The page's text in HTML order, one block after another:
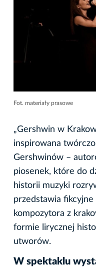
Fot. materiały prasowe
„Gershwin w
inspirowana
Gershwinów –
piosenek, które do
historii muzyki
przedstawia
kompozytora z
formie lirycznej
utworów.
W spektaklu